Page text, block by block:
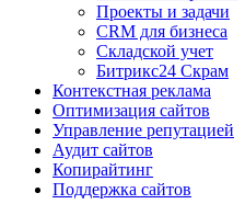
Проекты и задачи
СRМ для бизнеса
Складской учет
Битрикс24 Скрам
Контекстная реклама
Оптимизация сайтов
Управление репутацией
Аудит сайтов
Копирайтинг
Поддержка сайтов